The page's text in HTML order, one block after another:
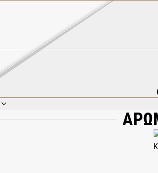
GLYCERIN; PARFUM (FRAGRANCE); BEHENYL
OIL; SCLEROTIUM GUM; BUTYROSPERMUM PARKII
ALPHA-ISOMETHYL IONONE; LINALOOL;
COUMARIN; CINNAMYL ALCOHOL; CITRIC